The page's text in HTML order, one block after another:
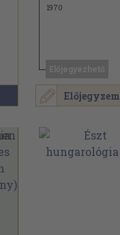
Előjegyzem
1970